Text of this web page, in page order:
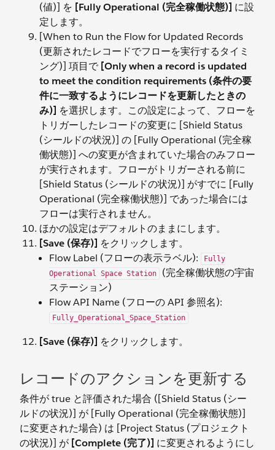
(値)] を [Fully Operational (完全稼働状態)] に設
定します。
[When to Run the Flow for Updated Records
(更新されたレコードでフローを実行するタイミ
ング)] 項目で [Only when a record is updated
to meet the condition requirements (条件の要
件に一致するようにレコードを更新したときの
み)] を選択します。この設定によって、フローを
トリガーしたレコードの変更に [Shield Status
(シールドの状況)] の [Fully Operational (完全稼
働状態)] への変更が含まれていた場合のみフロー
が実行されます。フローがトリガーされる前に
[Shield Status (シールドの状況)] がすでに [Fully
Operational (完全稼働状態)] であった場合には
フローは実行されません。
ほかの設定はデフォルトのままにします。
[Save (保存)] をクリックします。
Flow Label (フローの表示ラベル):
Fully
Operational Space Station
(完全稼働状態の宇宙
ステーション)
Flow API Name (フローの API 参照名):
Fully_Operational_Space_Station
[Save (保存)] をクリックします。
レコードのアクションを更新する
条件が true と評価された場合 ([Shield Status (シー
ルドの状況)] が [Fully Operational (完全稼働状態)]
に変更された場合) は [Project Status (プロジェクト
の状況)] が [Complete (完了)] に変更されるようにし